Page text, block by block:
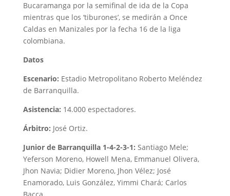
Bucaramanga por la semifinal de ida de la Copa
mientras que los ‘tiburones’, se medirán a Once
Caldas en Manizales por la fecha 16 de la liga
colombiana.
Datos
Escenario: Estadio Metropolitano Roberto Meléndez
de Barranquilla.
Asistencia: 14.000 espectadores.
Árbitro: José Ortiz.
Junior de Barranquilla 1-4-2-3-1: Santiago Mele;
Yeferson Moreno, Howell Mena, Emmanuel Olivera,
Jhon Navia; Didier Moreno, Jhon Vélez; José
Enamorado, Luis González, Yimmi Chará; Carlos